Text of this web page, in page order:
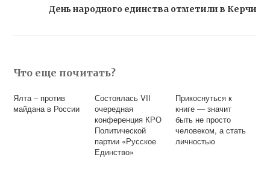
День народного единства отметили в Керчи
Что еще почитать?
Ялта – против
майдана в России
Состоялась VII
очередная
конференция КРО
Политической
партии «Русское
Единство»
Прикоснуться к
книге — значит
быть не просто
человеком, а стать
личностью